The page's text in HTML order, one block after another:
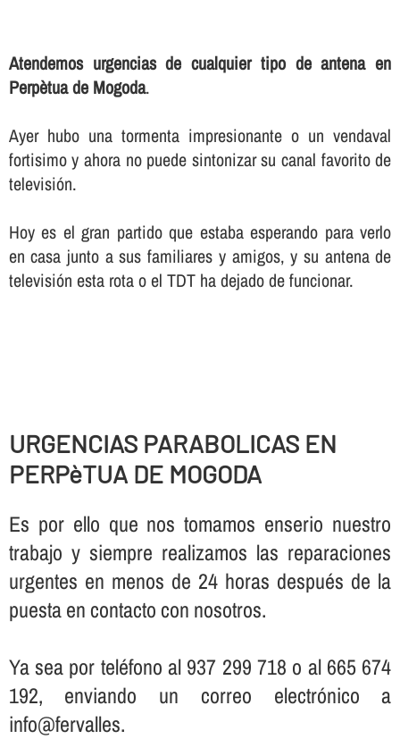
Atendemos urgencias de cualquier tipo de antena en
Perpètua de Mogoda.
Ayer hubo una tormenta impresionante o un vendaval
fortisimo y ahora no puede sintonizar su canal favorito de
televisión.
Hoy es el gran partido que estaba esperando para verlo
en casa junto a sus familiares y amigos, y su antena de
televisión esta rota o el TDT ha dejado de funcionar.
URGENCIAS PARABOLICAS EN
PERPèTUA DE MOGODA
Es por ello que nos tomamos enserio nuestro
trabajo y siempre realizamos las reparaciones
urgentes en menos de 24 horas después de la
puesta en contacto con nosotros.
Ya sea por teléfono al 937 299 718 o al 665 674
192, enviando un correo electrónico a
info@fervalles.